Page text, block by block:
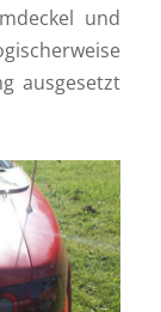
und
ausgesetzt